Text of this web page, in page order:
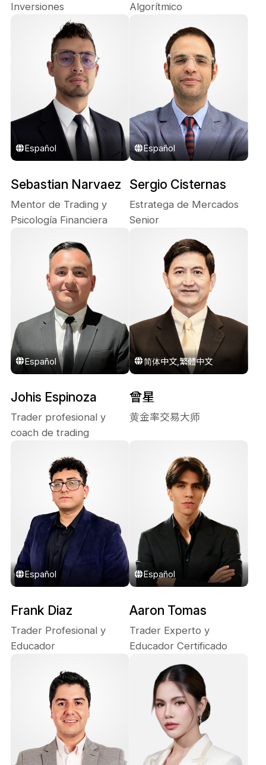
Inversiones
Algorítmico
Español
Sebastian Narvaez
Mentor de Trading y
Psicología Financiera
Español
Sergio Cisternas
Estratega de Mercados
Senior
Español
Johis Espinoza
Trader profesional y
coach de trading
简体中文,繁體中文
曾星
黄金率交易大师
Español
Frank Diaz
Trader Profesional y
Educador
Español
Aaron Tomas
Trader Experto y
Educador Certificado